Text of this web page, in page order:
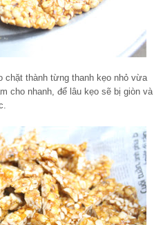
chặt thành từng thanh kẹo nhỏ vừa
cho nhanh, để lâu kẹo sẽ bị giòn và